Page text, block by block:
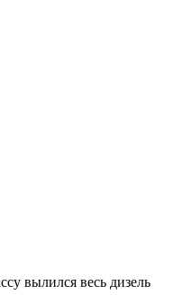
вылился весь дизель